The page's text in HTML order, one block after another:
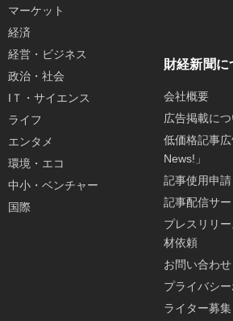
マーケット
経済
経営・ビジネス
政治・社会
IＴ・サイエンス
ライフ
エンタメ
環境・エコ
中小・ベンチャー
国際
財経新聞に
会社概要
広告掲載につ
低価格記事
News!」
記事使用申請
記事配信サー
プレスリリ
材依頼
お問い合わせ
プライバシ
ライター募集